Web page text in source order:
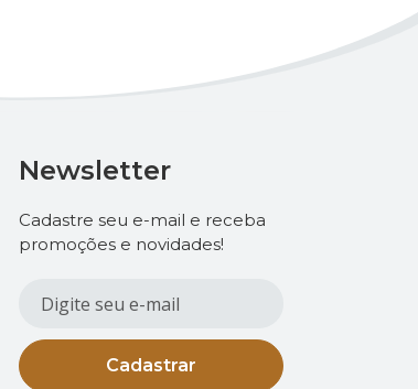
Newsletter
Cadastre seu e-mail e receba
promoções e novidades!
Cadastrar